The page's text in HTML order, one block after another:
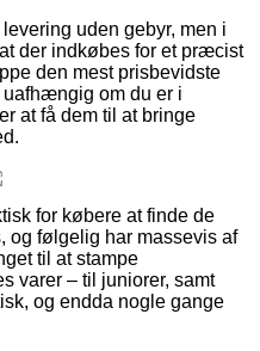
uden gebyr, men i
der indkøbes for et præcist
den mest prisbevidste
uafhængig om du er i
at få dem til at bringe
for købere at finde de
og følgelig har massevis af
til at stampe
varer – til juniorer, samt
og endda nogle gange